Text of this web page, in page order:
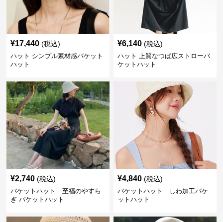
¥17,440 (税込)
ハット シンプル素材感バケット
ハット
¥6,140 (税込)
ハット 上質なつば広ストローバ
ケットハット
¥2,740 (税込)
バケットハット 至福のやすら
ぎ バケットハット
¥4,840 (税込)
バケットハット しわ加工バケ
ットハット